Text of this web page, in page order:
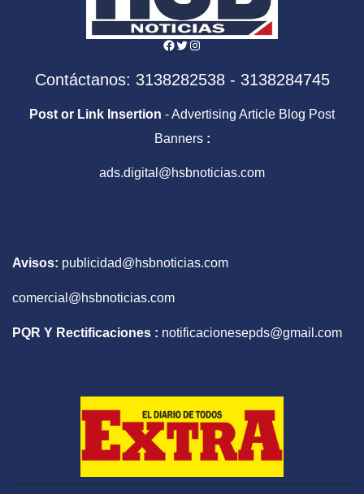
Facebook
Twitter
Instagram
Contáctanos: 3138282538 - 3138284745
Post or Link Insertion - Advertising Article Blog Post
Banners :
ads.digital@hsbnoticias.com
Avisos: publicidad@hsbnoticias.com
comercial@hsbnoticias.com
PQR Y Rectificaciones : notificacionesepds@gmail.com